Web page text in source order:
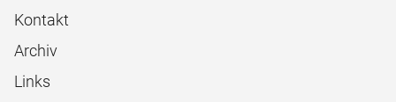
Kontakt
Archiv
Links